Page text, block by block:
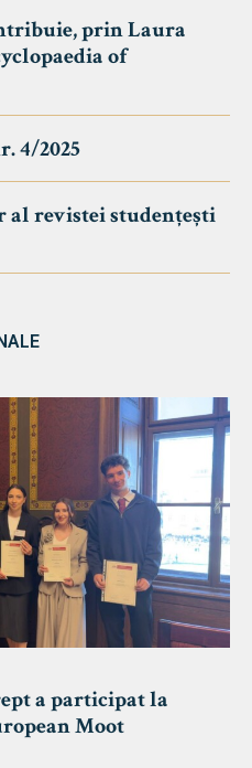
prin Laura
of
4/2025
revistei studențești
a participat la
Moot